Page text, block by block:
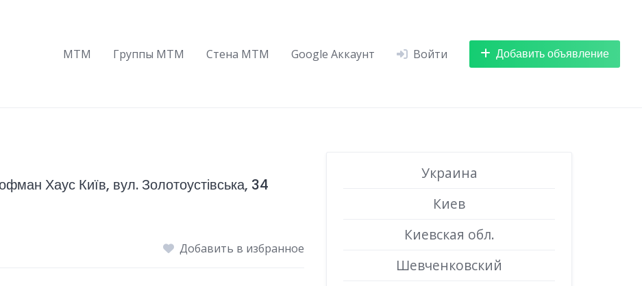
МТМ
Группы МТМ Стена МТМ Google Аккаунт Войти Добавить объявление
Хаус Київ, вул. Золотоустівська, 34
Добавить в избранное
Украина
Киев
Киевская обл.
Шевченковский